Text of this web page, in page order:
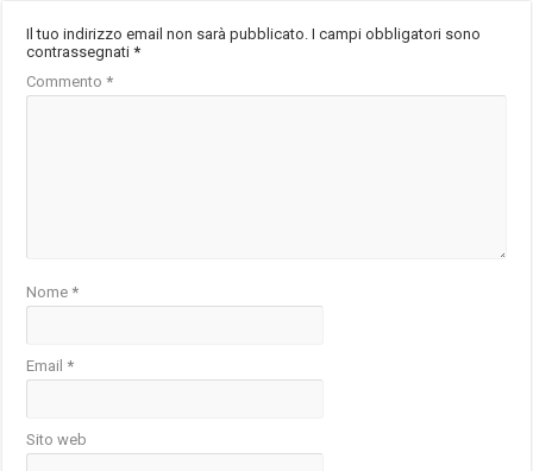
Il tuo indirizzo email non sarà pubblicato. I campi obbligatori sono
contrassegnati*
Commento*
Nome*
Email*
Sito web